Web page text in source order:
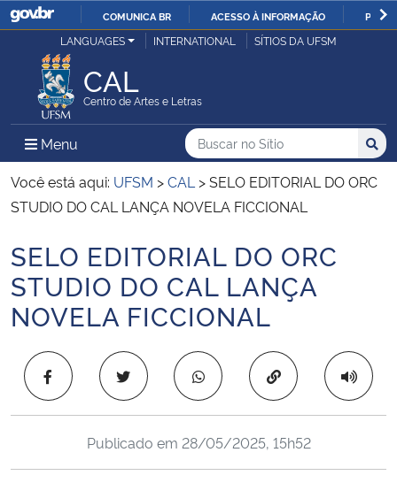
IR
COMUNICA BR ACESSO À INFORMAÇÃO
Ministério da Justiça e Segurança Pública
Ministério da Defesa
Ministério das Relações Exteriores
Ministério da Infraestrutura
Ministério da Agricultura, Pecuária e Abastecimento
Ministério da Educação
LANGUAGES INTERNATIONAL SÍTIOS DA UFSM
CAL
Centro de Artes e Letras
Menu Menu Principal do Sítio
Busca
Buscar no no Sítio
Busca:
Você está aqui: UFSM >CAL >SELO EDITORIAL DO ORC
STUDIO DO CAL LANÇA NOVELA FICCIONAL
Início do conteúdo
SELO EDITORIAL DO ORC
STUDIO DO CAL LANÇA
NOVELA FICCIONAL
Copiar para área
Publicado em 28/05/2025, 15h52